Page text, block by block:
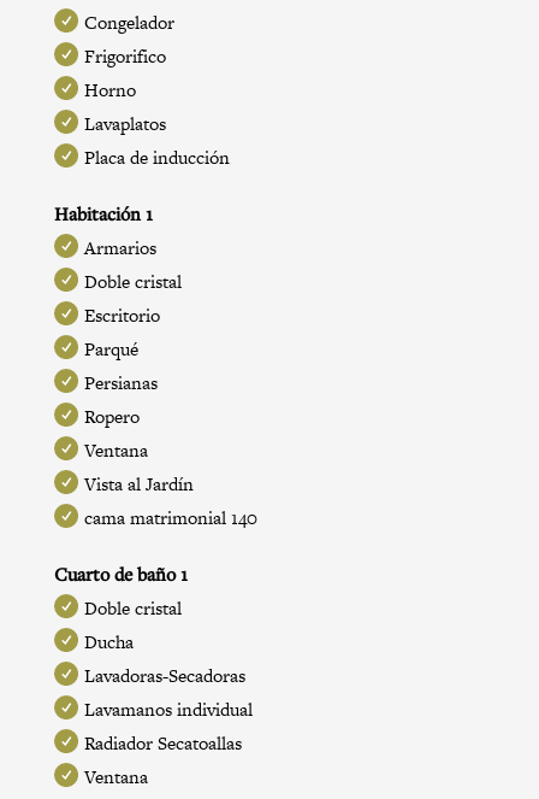
Congelador
Frigorifico
Horno
Lavaplatos
Placa de inducción
Habitación 1
Armarios
Doble cristal
Escritorio
Parqué
Persianas
Ropero
Ventana
Vista al Jardín
cama matrimonial 140
Cuarto de baño 1
Doble cristal
Ducha
Lavadoras-Secadoras
Lavamanos individual
Radiador Secatoallas
Ventana